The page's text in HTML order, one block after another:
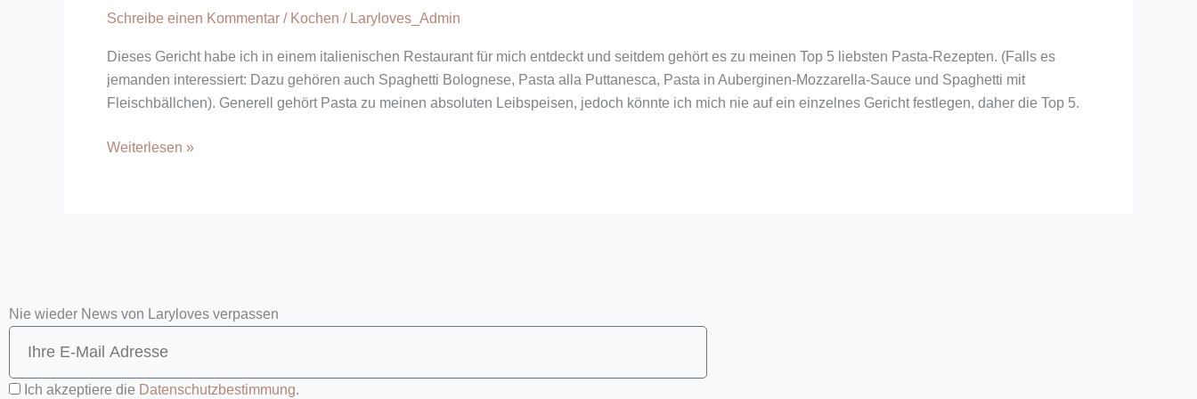
Schreibe einen Kommentar / Kochen / Laryloves_Admin
Dieses Gericht habe ich in einem italienischen Restaurant für mich entdeckt und seitdem gehört es zu meinen Top 5 liebsten Pasta-Rezepten. (Falls es
jemanden interessiert: Dazu gehören auch Spaghetti Bolognese, Pasta alla Puttanesca, Pasta in Auberginen-Mozzarella-Sauce und Spaghetti mit
Fleischbällchen). Generell gehört Pasta zu meinen absoluten Leibspeisen, jedoch könnte ich mich nie auf ein einzelnes Gericht festlegen, daher die Top 5.
Sauce
Weiterlesen »
Nie wieder News von Laryloves verpassen
Ich akzeptiere die Datenschutzbestimmung.